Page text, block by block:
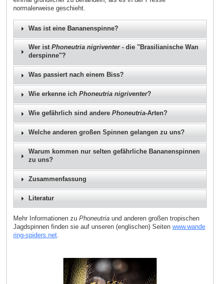
normalerweise geschieht.
Was ist eine Bananenspinne?
Wer istPhoneutria nigriventer- die "Brasilianische Wan
derspinne"?
Was passiert nach einem Biss?
Wie erkenne ichPhoneutria nigriventer?
Wie gefährlich sind anderePhoneutria-Arten?
Welche anderen großen Spinnen gelangen zu uns?
Warum kommen nur selten gefährliche Bananenspinnen
zu uns?
Zusammenfassung
Literatur
Mehr Informationen zu Phoneutria und anderen großen tropischen
Jagdspinnen finden sie auf unseren (englischen) Seiten www.wande
ring-spiders.net.